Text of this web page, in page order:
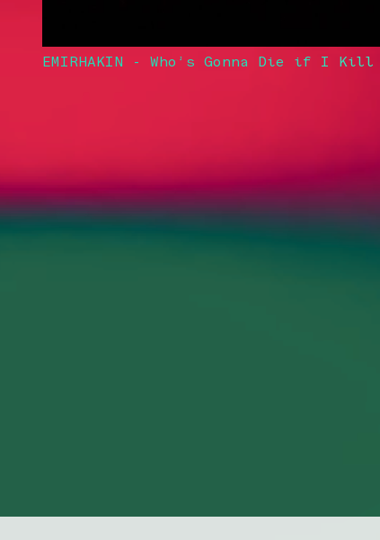
EMIRHAKIN - Who’s Gonna Die if I Kill